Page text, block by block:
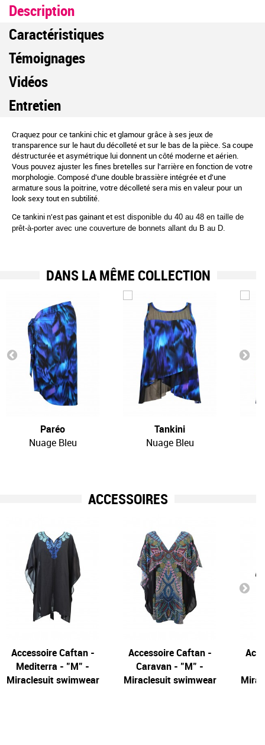
Description
Caractéristiques
Témoignages
Vidéos
Entretien
Craquez pour ce tankini chic et glamour grâce à ses jeux de
transparence sur le haut du décolleté et sur le bas de la pièce. Sa coupe
déstructurée et asymétrique lui donnent un côté moderne et aérien.
Vous pouvez ajuster les fines bretelles sur l'arrière en fonction de votre
morphologie. Composé d'une double brassière intégrée et d'une
armature sous la poitrine, votre décolleté sera mis en valeur pour un
look sexy tout en subtilité.
Ce tankini n'est pas gainant et est disponible du 40 au 48 en taille de
prêt-à-porter avec une couverture de bonnets allant du B au D.
DANS LA MÊME COLLECTION
Paréo
Nuage Bleu
Tankini
Nuage Bleu
ACCESSOIRES
Accessoire Caftan -
Mediterra - "M" -
Miraclesuit swimwear
Accessoire Caftan -
Caravan - "M" -
Miraclesuit swimwear